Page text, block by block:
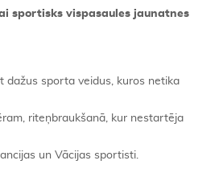
sportisks vispasaules jaunatnes
dažus sporta veidus, kuros netika
riteņbraukšanā, kur nestartēja
un Vācijas sportisti.